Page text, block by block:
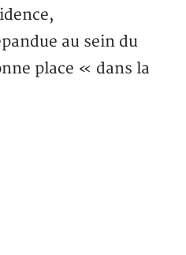
au sein du
place « dans la